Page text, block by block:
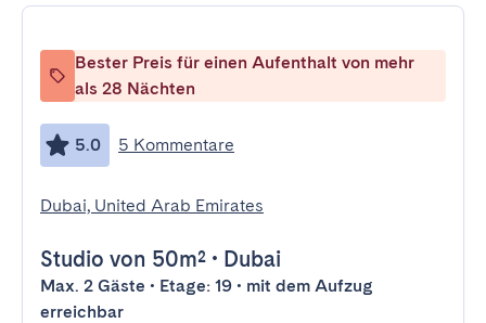
Bester Preis für einen Aufenthalt von mehr
als 28 Nächten
5.0 5 Kommentare
Dubai, United Arab Emirates
Studio von 50m² • Dubai
Max. 2 Gäste • Etage: 19 • mit dem Aufzug
erreichbar